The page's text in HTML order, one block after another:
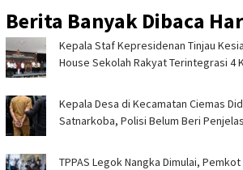
Berita Banyak Dibaca
Kepala Staf Kepresidenan Tinjau
House Sekolah Rakyat Terintegrasi 4
Kepala Desa di Kecamatan Ciemas
Satnarkoba, Polisi Belum Beri
TPPAS Legok Nangka Dimulai,